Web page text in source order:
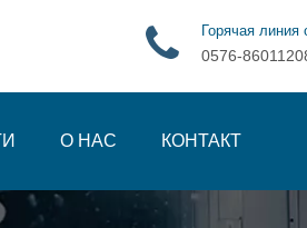
Горячая линия
0576-
О НАС КОНТАКТ